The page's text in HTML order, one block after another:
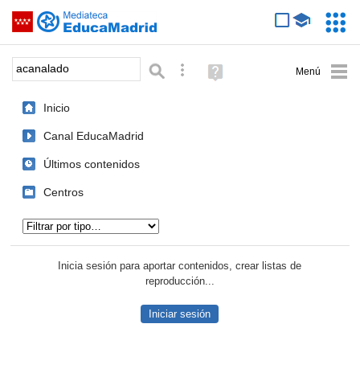
Saltar navegación
Palabra o frase: Búsqueda avanzada
Ayuda
(en
Inicio
Canal EducaMadrid
Últimos contenidos
Centros
Inicia sesión para aportar contenidos, crear listas de
reproducción...
Iniciar sesión